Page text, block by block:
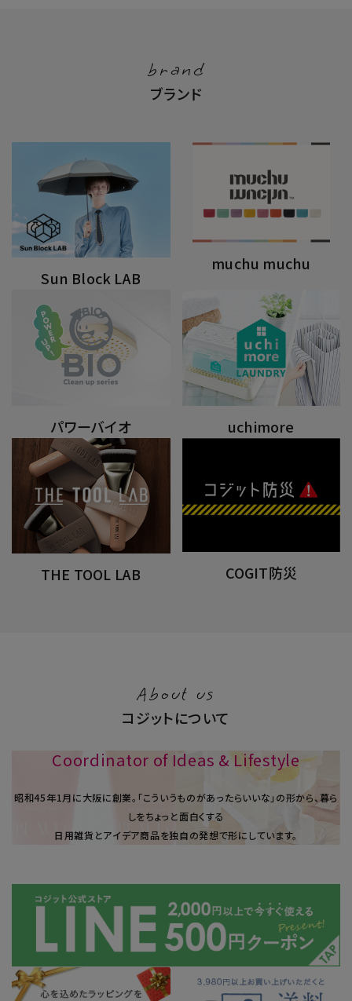
brand
ブランド
Sun Block LAB
muchu muchu
パワーバイオ uchimore
THE TOOL LAB COGIT防災
About us
コジットについて
Coordinator of Ideas & Lifestyle
昭和45年1⽉に大阪に創業。「こういうものがあったらいいな」の形から、暮ら
しをちょっと面白くする
日用雑貨とアイデア商品を独自の発想で形にしています。